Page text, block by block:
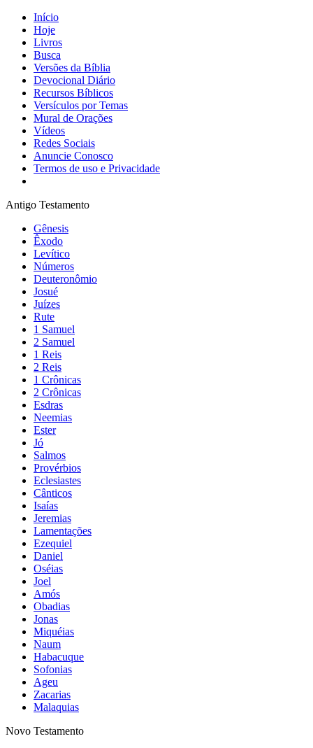
Início
Hoje
Livros
Busca
Versões da Bíblia
Devocional Diário
Recursos Bíblicos
Versículos por Temas
Mural de Orações
Vídeos
Redes Sociais
Anuncie Conosco
Termos de uso e Privacidade
Antigo Testamento
Gênesis
Êxodo
Levítico
Números
Deuteronômio
Josué
Juízes
Rute
1 Samuel
2 Samuel
1 Reis
2 Reis
1 Crônicas
2 Crônicas
Esdras
Neemias
Ester
Jó
Salmos
Provérbios
Eclesiastes
Cânticos
Isaías
Jeremias
Lamentações
Ezequiel
Daniel
Oséias
Joel
Amós
Obadias
Jonas
Miquéias
Naum
Habacuque
Sofonias
Ageu
Zacarias
Malaquias
Novo Testamento